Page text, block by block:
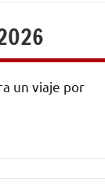
un viaje por